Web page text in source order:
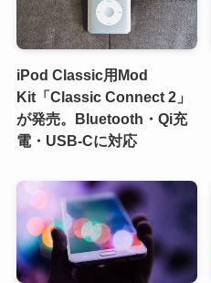
iPod Classic用Mod
Kit「Classic Connect 2」
が発売。Bluetooth・Qi充
電・USB-Cに対応